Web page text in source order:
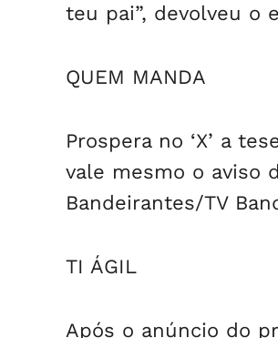
teu pai”, devolveu o
QUEM MANDA
Prospera no ‘X’ a
vale mesmo o aviso
Bandeirantes/TV
TI ÁGIL
Após o anúncio do